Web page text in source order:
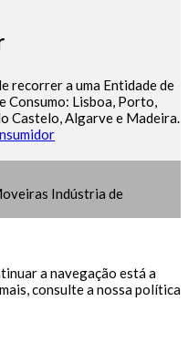
recorrer a uma Entidade de
Consumo: Lisboa, Porto,
Castelo, Algarve e Madeira.
Indústria de
a navegação está a
consulte a nossa política